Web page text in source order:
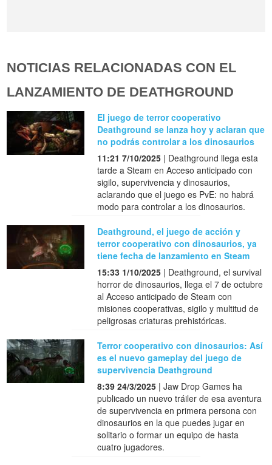
NOTICIAS RELACIONADAS CON EL
LANZAMIENTO DE DEATHGROUND
El juego de terror cooperativo
Deathground se lanza hoy y aclaran que
no podrás controlar a los dinosaurios
11:21 7/10/2025 | Deathground llega esta
tarde a Steam en Acceso anticipado con
sigilo, supervivencia y dinosaurios,
aclarando que el juego es PvE: no habrá
modo para controlar a los dinosaurios.
Deathground, el juego de acción y
terror cooperativo con dinosaurios, ya
tiene fecha de lanzamiento en Steam
15:33 1/10/2025 | Deathground, el survival
horror de dinosaurios, llega el 7 de octubre
al Acceso anticipado de Steam con
misiones cooperativas, sigilo y multitud de
peligrosas criaturas prehistóricas.
Terror cooperativo con dinosaurios: Así
es el nuevo gameplay del juego de
supervivencia Deathground
8:39 24/3/2025 | Jaw Drop Games ha
publicado un nuevo tráiler de esa aventura
de supervivencia en primera persona con
dinosaurios en la que puedes jugar en
solitario o formar un equipo de hasta
cuatro jugadores.